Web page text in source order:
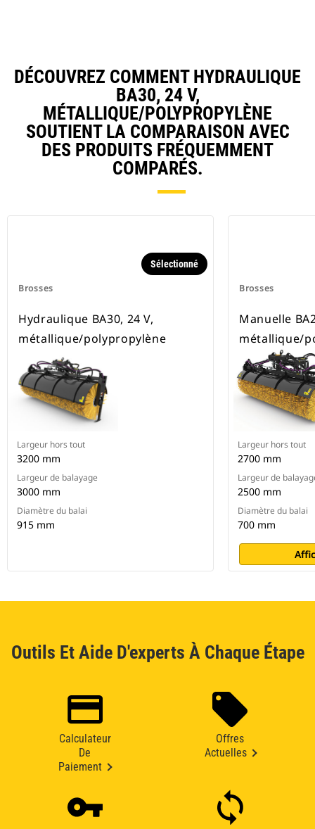
DÉCOUVREZ COMMENT HYDRAULIQUE
BA30, 24 V,
MÉTALLIQUE/POLYPROPYLÈNE
SOUTIENT LA COMPARAISON AVEC
DES PRODUITS FRÉQUEMMENT
COMPARÉS.
Brosses
Sélectionné
Hydraulique BA30, 24 V,
métallique/polypropylène
Largeur hors tout
3200 mm
Largeur de balayage
3000 mm
Diamètre du balai
915 mm
Brosses
Manuelle
métallique/
Largeur hors tout
2700 mm
Largeur de
2500 mm
Diamètre du balai
700 mm
Outils Et Aide D'experts À Chaque Étape
Calculateur
De
Paiement
Offres
Actuelles